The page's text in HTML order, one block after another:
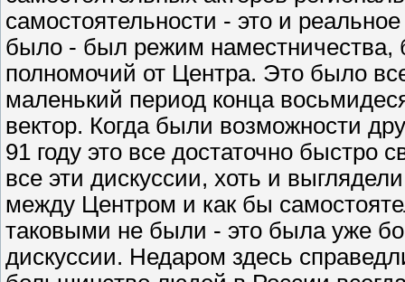
самостоятельности - это и
было - был режим наместничества,
полномочий от Центра. Это было
маленький период конца
вектор. Когда были возможности
91 году это все достаточно быстро
все эти дискуссии, хоть и
между Центром и как бы
таковыми не были - это была уже
дискуссии. Недаром здесь